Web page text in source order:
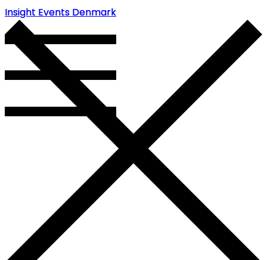
Insight Events Denmark
Insight Events Denmark